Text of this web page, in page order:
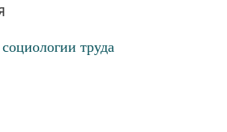
труда